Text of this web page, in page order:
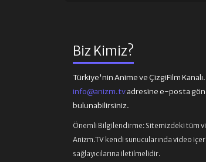
Biz Kimiz?
Türkiye'nin Anime ve ÇizgiFilm
info@anizm.tvadresine e-posta
bulunabilirsiniz.
Önemli Bilgilendirme:Sitemizdeki tüm
Anizm.TV kendi sunucularında video
sağlayıcılarına iletilmelidir.